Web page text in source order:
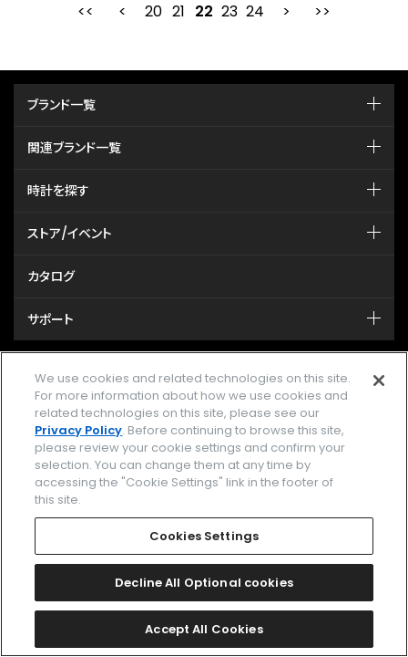
最初 前
20 21 22 23 24
ブランド一覧
関連ブランド一覧
時計を探す
ストア/イベント
カタログ
サポート
MY CITIZEN シチズンオーナーズクラブ
メールマガジン登録
GLOBAL
企業情報 ご利用規約
We use cookies and related technologies on this site.
For more information about how we use cookies and
related technologies on this site, please see our
Privacy Policy. Before continuing to browse this site,
please review your cookie settings and confirm your
selection. You can change them at any time by
accessing the "Cookie Settings" link in the footer of
this site.
Cookies Settings
Decline All Optional cookies
Accept All Cookies